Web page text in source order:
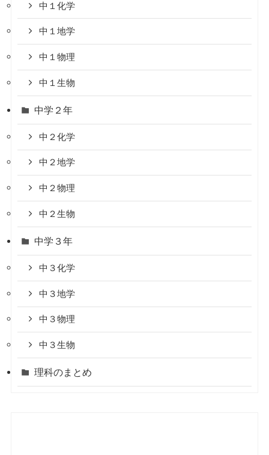
中１化学
中１地学
中１物理
中１生物
中学２年
中２化学
中２地学
中２物理
中２生物
中学３年
中３化学
中３地学
中３物理
中３生物
理科のまとめ